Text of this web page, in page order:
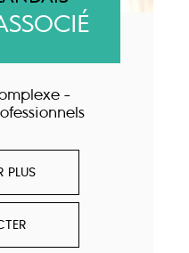
-
PLUS